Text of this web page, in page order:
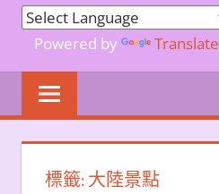
Powered by Translate
標籤:大陸景點